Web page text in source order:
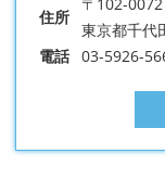
住所
東京都千代
電話 03-5926-